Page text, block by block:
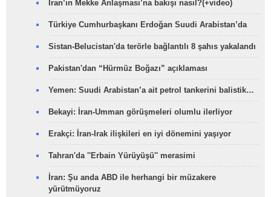
İran’ın Mekke Anlaşması’na bakışı nasıl?(+video)
Türkiye Cumhurbaşkanı Erdoğan Suudi Arabistan’da
Sistan-Belucistan'da terörle bağlantılı 8 şahıs yakalandı
Pakistan'dan “Hürmüz Boğazı” açıklaması
Yemen: Suudi Arabistan’a ait petrol tankerini balistik…
Bekayi: İran-Umman görüşmeleri olumlu ilerliyor
Erakçi: İran-Irak ilişkileri en iyi dönemini yaşıyor
Tahran'da ''Erbain Yürüyüşü'' merasimi
İran: Şu anda ABD ile herhangi bir müzakere
yürütmüyoruz